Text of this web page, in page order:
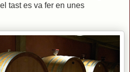
tast es va fer en unes